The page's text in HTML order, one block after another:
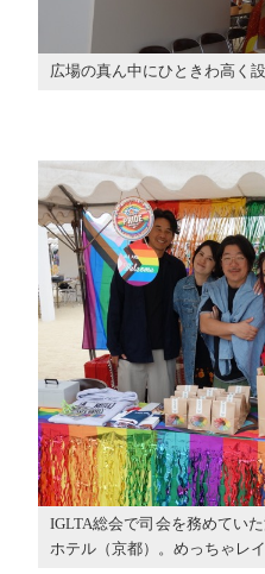
広場の真ん中にひときわ高く
IGLTA総会で司会を務めてい
ホテル（京都）。めっちゃレ